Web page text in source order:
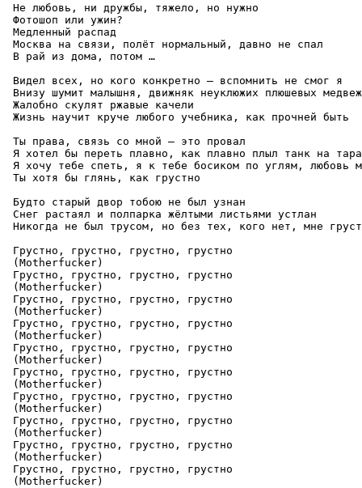
Не любовь, ни дружбы, тяжело, но нужно
Фотошоп или ужин?
Медленный распад
Москва на связи, полёт нормальный, давно не спал
В рай из дома, потом …
Видел всех, но кого конкретно — вспомнить не смог я
Внизу шумит малышня, движняк неуклюжих плюшевых
Жалобно скулят ржавые качели
Жизнь научит круче любого учебника, как прочней быть
Ты права, связь со мной — это провал
Я хотел бы переть плавно, как плавно плыл танк на
Я хочу тебе спеть, я к тебе босиком по углям, любовь
Ты хотя бы глянь, как грустно
Будто старый двор тобою не был узнан
Снег растаял и полпарка жёлтыми листьями устлан
Никогда не был трусом, но без тех, кого нет, мне
Грустно, грустно, грустно, грустно
(Motherfucker)
Грустно, грустно, грустно, грустно
(Motherfucker)
Грустно, грустно, грустно, грустно
(Motherfucker)
Грустно, грустно, грустно, грустно
(Motherfucker)
Грустно, грустно, грустно, грустно
(Motherfucker)
Грустно, грустно, грустно, грустно
(Motherfucker)
Грустно, грустно, грустно, грустно
(Motherfucker)
Грустно, грустно, грустно, грустно
(Motherfucker)
Грустно, грустно, грустно, грустно
(Motherfucker)
Грустно, грустно, грустно, грустно
(Motherfucker)